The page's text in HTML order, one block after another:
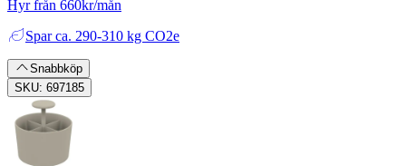
Hyr från 660kr/mån
Spar ca. 290-310 kg CO2e
Snabbköp
SKU: 697185